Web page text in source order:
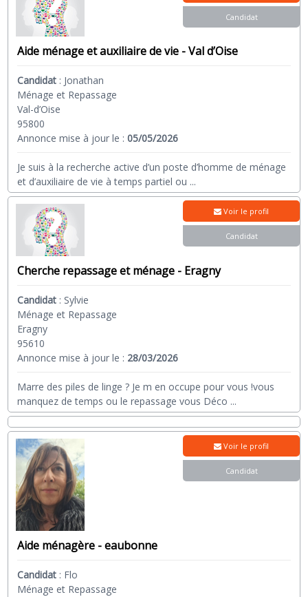
Aide ménage et auxiliaire de vie - Val d’Oise
Candidat : Jonathan
Ménage et Repassage
Val-d’Oise
95800
Annonce mise à jour le :05/05/2026
Je suis à la recherche active d’un poste d’homme de ménage
et d’auxiliaire de vie à temps partiel ou ...
Candidat
Cherche repassage et ménage - Eragny
Candidat : Sylvie
Ménage et Repassage
Eragny
95610
Annonce mise à jour le : 28/03/2026
Marre des piles de linge ? Je m en occupe pour vous !vous
manquez de temps ou le repassage vous Déco ...
Voir le profil
Candidat
Aide ménagère - eaubonne
Candidat : Flo
Ménage et Repassage
Voir le profil
Candidat